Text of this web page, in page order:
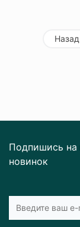
Назад
Подпишись на
новинок